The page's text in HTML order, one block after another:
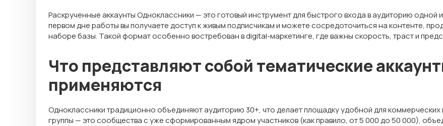
Раскрученные аккаунты Одноклассники — это готовый инструмент для быстрого входа в аудиторию одной
первом дне работы вы получаете доступ к живым подписчикам и можете сосредоточиться на контенте,
наборе базы. Такой формат особенно востребован в digital-маркетинге, где важны скорость, траст и
Что представляют собой тематические
применяются
Одноклассники традиционно объединяют аудиторию 30+, что делает площадку удобной для коммерческих
группы — это сообщества с уже сформированным ядром участников (как правило, от 5 000 до 50 000),